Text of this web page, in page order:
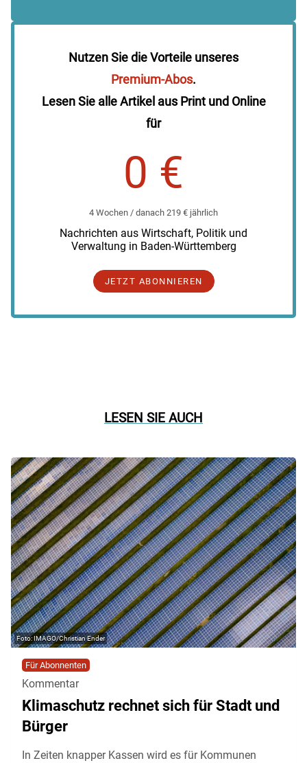
Nutzen Sie die Vorteile unseres
Premium-Abos.
Lesen Sie alle Artikel aus Print und Online
für
0 €
4 Wochen / danach 219 € jährlich
Nachrichten aus Wirtschaft, Politik und
Verwaltung in Baden-Württemberg
JETZT ABONNIEREN
LESEN SIE AUCH
IMAGO/Christian Ender
Für Abonnenten
Kommentar
Klimaschutz rechnet sich für Stadt und
Bürger
In Zeiten knapper Kassen wird es für Kommunen